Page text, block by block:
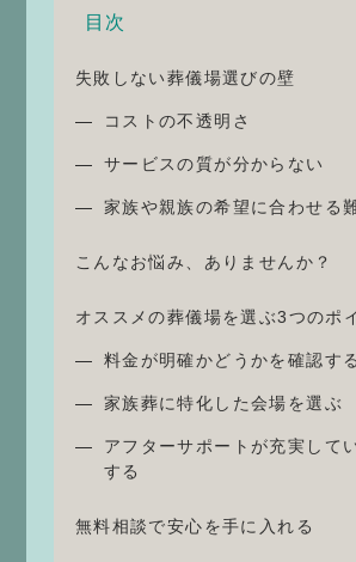
目次
失敗しない葬儀場選びの壁
コストの不透明さ
サービスの質が分からない
家族や親族の希望に合わせる
こんなお悩み、ありませんか？
オススメの葬儀場を選ぶ3つのポ
料金が明確かどうかを確認する
家族葬に特化した会場を選ぶ
アフターサポートが充実して
する
無料相談で安心を手に入れる